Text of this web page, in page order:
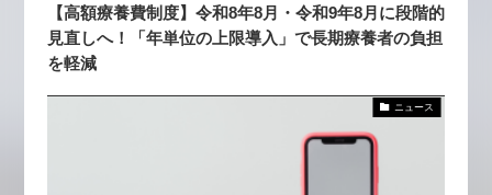
【高額療養費制度】令和8年8月・令和9年8月に段階的
見直しへ！「年単位の上限導入」で長期療養者の負担
を軽減
ニュース